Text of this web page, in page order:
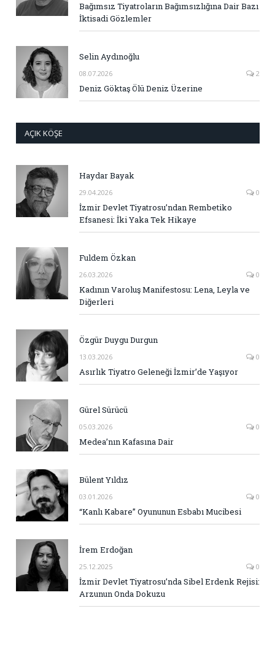
Bağımsız Tiyatroların Bağımsızlığına Dair Bazı
İktisadi Gözlemler
Selin Aydınoğlu
08.07.2026 2
Deniz Göktaş Ölü Deniz Üzerine
AÇIK KÖŞE
Haydar Bayak
29.04.2026 0
İzmir Devlet Tiyatrosu’ndan Rembetiko
Efsanesi: İki Yaka Tek Hikaye
Fuldem Özkan
26.03.2026 0
Kadının Varoluş Manifestosu: Lena, Leyla ve
Diğerleri
Özgür Duygu Durgun
13.03.2026 0
Asırlık Tiyatro Geleneği İzmir’de Yaşıyor
Gürel Sürücü
05.03.2026 0
Medea’nın Kafasına Dair
Bülent Yıldız
03.01.2026 0
“Kanlı Kabare” Oyununun Esbabı Mucibesi
İrem Erdoğan
25.12.2025 0
İzmir Devlet Tiyatrosu’nda Sibel Erdenk Rejisi:
Arzunun Onda Dokuzu